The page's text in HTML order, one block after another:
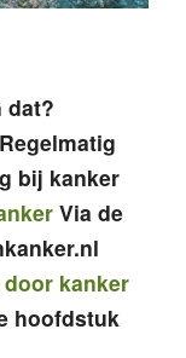
dat?
Regelmatig
bij kanker
Via de
kanker
hoofdstuk